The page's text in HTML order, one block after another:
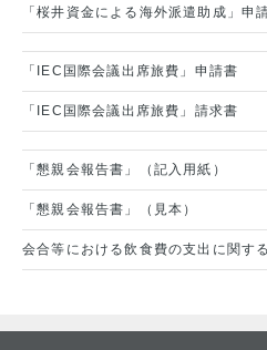
「桜井資金による海外派遣助成」申
「IEC国際会議出席旅費」申請書
「IEC国際会議出席旅費」請求書
「懇親会報告書」（記入用紙）
「懇親会報告書」（見本）
会合等における飲食費の支出に関す